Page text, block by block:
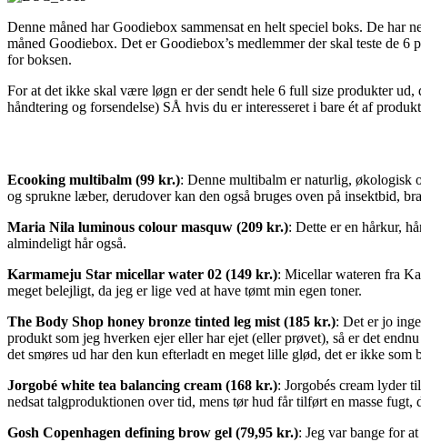
Denne måned har Goodiebox sammensat en helt speciel boks. De har
måned Goodiebox. Det er Goodiebox’s medlemmer der skal teste de
for boksen.
For at det ikke skal være løgn er der sendt hele 6 full size produkter
håndtering og forsendelse) SÅ hvis du er interesseret i bare ét af
Ecooking multibalm (99 kr.): Denne multibalm er naturlig, økologisk
og sprukne læber, derudover kan den også bruges oven på insektbid,
Maria Nila luminous colour masquw (209 kr.): Dette er en hårkur,
almindeligt hår også.
Karmameju Star micellar water 02 (149 kr.): Micellar wateren fra
meget belejligt, da jeg er lige ved at have tømt min egen toner.
The Body Shop honey bronze tinted leg mist (185 kr.): Det er jo
produkt som jeg hverken ejer eller har ejet (eller prøvet), så er det
det smøres ud har den kun efterladt en meget lille glød, det er ikke som
Jorgobé white tea balancing cream (168 kr.): Jorgobés cream lyder
nedsat talgproduktionen over tid, mens tør hud får tilført en masse fugt,
Gosh Copenhagen defining brow gel (79,95 kr.): Jeg var bange for